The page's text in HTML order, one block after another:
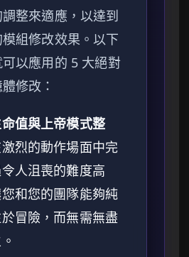
整來適應，以達到
組修改效果。以下
以應用的 5 大絕對
修改：
值與上帝模式整
烈的動作場面中完
人沮喪的難度高
和您的團隊能夠純
冒險，而無需無盡